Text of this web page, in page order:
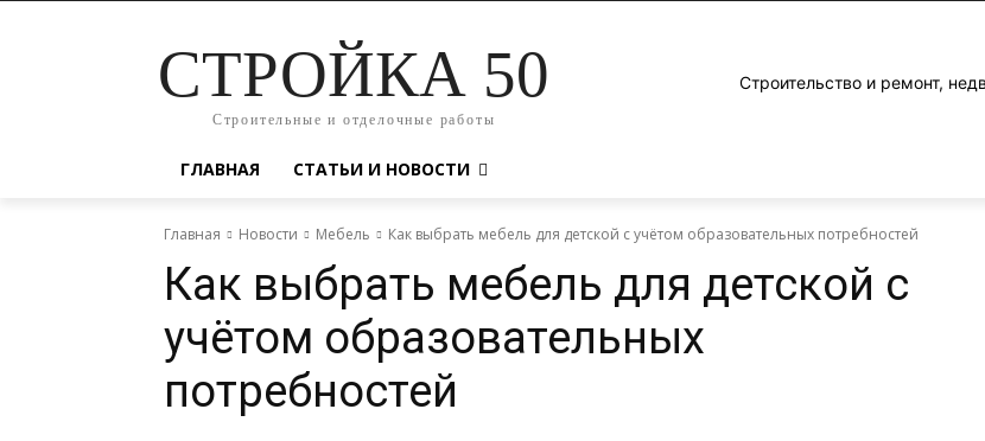
СТРОЙКА 50
Строительные и отделочные работы
Строительство и ремонт,
ГЛАВНАЯ СТАТЬИ И НОВОСТИ
Главная Новости Мебель Как выбрать мебель для детской с учётом образовательных потребностей
Как выбрать мебель для детской с
учётом образовательных
потребностей